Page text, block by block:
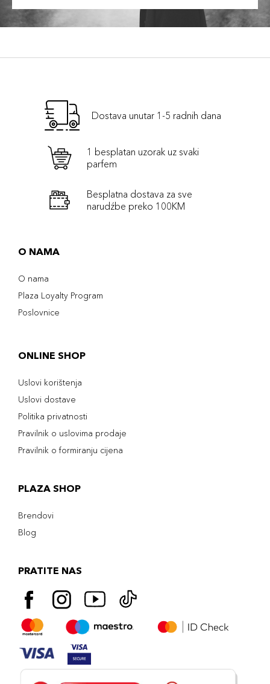
Dostava unutar 1-5 radnih dana
1 besplatan uzorak uz svaki
parfem
Besplatna dostava za sve
narudźbe preko 100KM
O NAMA
O nama
Plaza Loyalty Program
Poslovnice
ONLINE SHOP
Uslovi korištenja
Uslovi dostave
Politika privatnosti
Pravilnik o uslovima prodaje
Pravilnik o formiranju cijena
PLAZA SHOP
Brendovi
Blog
PRATITE NAS